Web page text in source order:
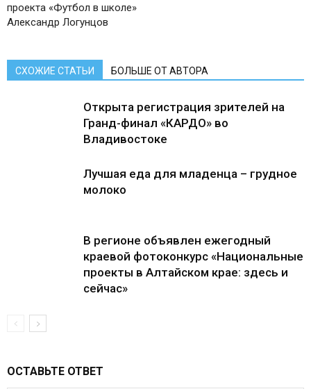
проекта «Футбол в школе»
Александр Логунцов
СХОЖИЕ СТАТЬИ БОЛЬШЕ ОТ АВТОРА
Открыта регистрация зрителей на
Гранд-финал «КАРДО» во
Владивостоке
Лучшая еда для младенца – грудное
молоко
В регионе объявлен ежегодный
краевой фотоконкурс «Национальные
проекты в Алтайском крае: здесь и
сейчас»
ОСТАВЬТЕ ОТВЕТ